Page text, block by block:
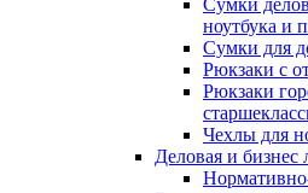
Сумки
ноутбука и
Сумки для
Рюкзаки с
Рюкзаки
Чехлы для
Деловая и бизнес